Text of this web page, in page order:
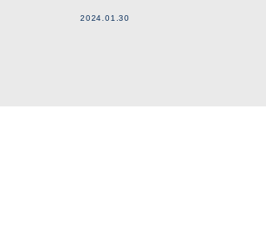
2024.01.30